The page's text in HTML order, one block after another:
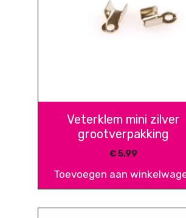
Veterklem mini zilver
grootverpakking
€5,99
Toevoegen aan